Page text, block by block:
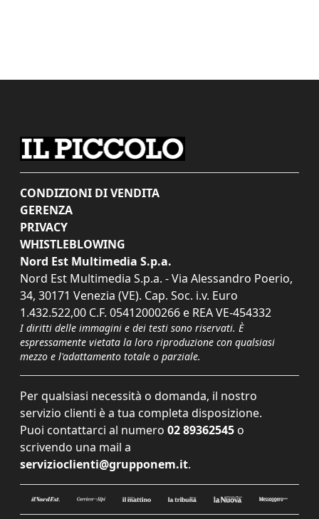
CONDIZIONI DI VENDITA
GERENZA
PRIVACY
WHISTLEBLOWING
Nord Est Multimedia S.p.a.
Nord Est Multimedia S.p.a. - Via Alessandro Poerio,
34, 30171 Venezia (VE). Cap. Soc. i.v. Euro
1.432.522,00 C.F. 05412000266 e REA VE-454332
I diritti delle immagini e dei testi sono riservati. È
espressamente vietata la loro riproduzione con qualsiasi
mezzo e l'adattamento totale o parziale.
Per qualsiasi necessità o domanda, il nostro
servizio clienti è a tua completa disposizione.
Puoi contattarci al numero 02 89362545 o
scrivendo una mail a
servizioclienti@grupponem.it.